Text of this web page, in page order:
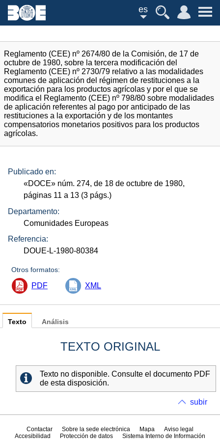
es
Reglamento (CEE) nº 2674/80 de la Comisión, de 17 de
octubre de 1980, sobre la tercera modificación del
Reglamento (CEE) nº 2730/79 relativo a las modalidades
comunes de aplicación del régimen de restituciones a la
exportación para los productos agrícolas y por el que se
modifica el Reglamento (CEE) nº 798/80 sobre modalidades
de aplicación referentes al pago por anticipado de las
restituciones a la exportación y de los montantes
compensatorios monetarios positivos para los productos
agrícolas.
Publicado en:
«DOCE» núm. 274, de 18 de octubre de 1980,
páginas 11 a 13 (3 págs.)
Departamento:
Comunidades Europeas
Referencia:
DOUE-L-1980-80384
Otros formatos:
PDF XML
Texto
TEXTO ORIGINAL
Texto no disponible. Consulte el documento PDF
de esta disposición.
Análisis
subir
Contactar Sobre la sede electrónica Mapa
Aviso legal
Accesibilidad
Protección de datos
Sistema Interno de Información